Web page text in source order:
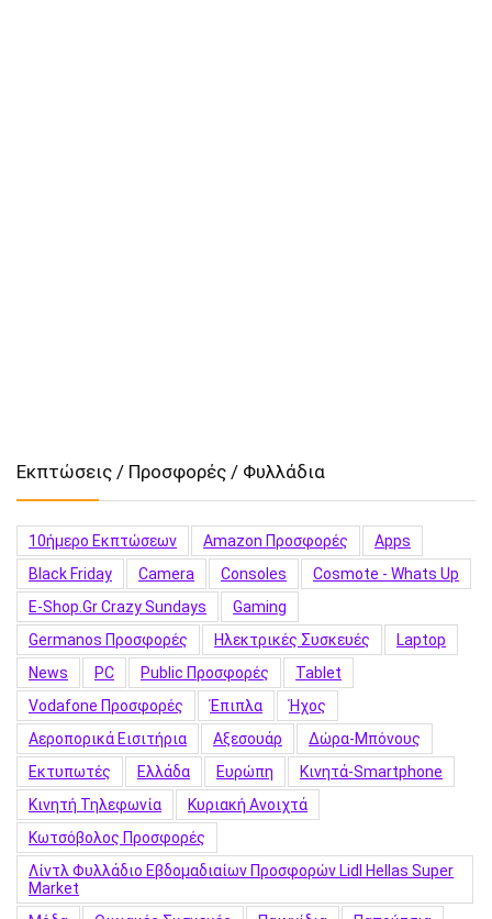
Εκπτώσεις / Προσφορές / Φυλλάδια
10ήμερο Εκπτώσεων Amazon Προσφορές
Apps
Black Friday
Camera Consoles
Cosmote - Whats Up
E-Shop.gr Crazy Sundays
Gaming
Germanos Προσφορές
Hλεκτρικές Συσκευές
Laptop
News
PC Public Προσφορές
Tablet
Vodafone Προσφορές
Έπιπλα
Ήχος
Αεροπορικά Εισιτήρια
Αξεσουάρ
Δώρα-Μπόνους
Εκτυπωτές
Ελλάδα Ευρώπη
Κινητά-Smartphone
Κινητή Τηλεφωνία
Κυριακή Ανοιχτά
Κωτσόβολος Προσφορές
Λίντλ Φυλλάδιο Εβδομαδιαίων Προσφορών Lidl Hellas Super
Market